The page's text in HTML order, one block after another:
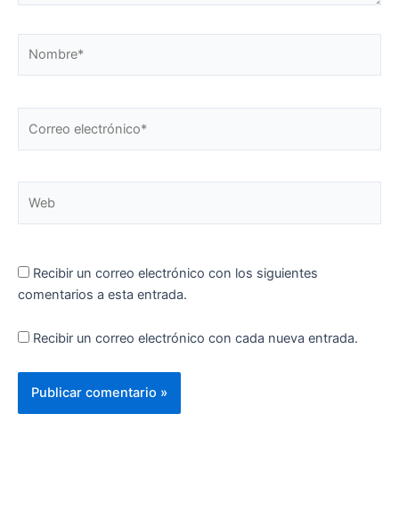
electrónico*
Recibir un correo electrónico con los siguientes
comentarios a esta entrada.
Recibir un correo electrónico con cada nueva entrada.